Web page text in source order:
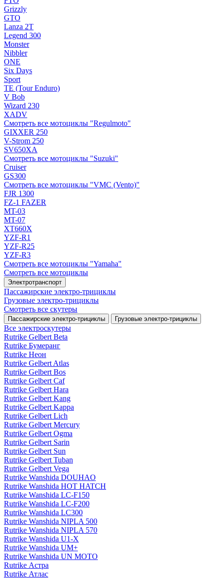
Grizzly
GTO
Lanza 2T
Legend 300
Monster
Nibbler
ONE
Six Days
Sport
TE (Tour Enduro)
V Bob
Wizard 230
XADV
Смотреть все мотоциклы "Regulmoto"
GIXXER 250
V-Strom 250
SV650XA
Смотреть все мотоциклы "Suzuki"
Cruiser
GS300
Смотреть все мотоциклы "VMC (Vento)"
FJR 1300
FZ-1 FAZER
MT-03
MT-07
XT660X
YZF-R1
YZF-R25
YZF-R3
Смотреть все мотоциклы "Yamaha"
Смотреть все мотоциклы
Электротранспорт
Пассажирские электро‑трициклы
Грузовые электро‑трициклы
Смотреть все скутеры
Пассажирские электро‑трициклы Грузовые электро‑трициклы
Все электро­скутеры
Rutrike Gelbert Beta
Rutrike Бумеранг
Rutrike Неон
Rutrike Gelbert Atlas
Rutrike Gelbert Bos
Rutrike Gelbert Caf
Rutrike Gelbert Hara
Rutrike Gelbert Kang
Rutrike Gelbert Kappa
Rutrike Gelbert Lich
Rutrike Gelbert Mercury
Rutrike Gelbert Ogma
Rutrike Gelbert Sarin
Rutrike Gelbert Sun
Rutrike Gelbert Tuban
Rutrike Gelbert Vega
Rutrike Wanshida DOUHAO
Rutrike Wanshida HOT HATCH
Rutrike Wanshida LC-F150
Rutrike Wanshida LC-F200
Rutrike Wanshida LC300
Rutrike Wanshida NIPLA 500
Rutrike Wanshida NIPLA 570
Rutrike Wanshida U1-X
Rutrike Wanshida UM+
Rutrike Wanshida UN MOTO
Rutrike Астра
Rutrike Атлас